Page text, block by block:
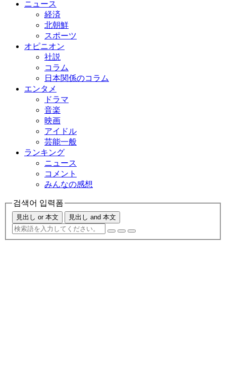
ニュース
経済
北朝鮮
スポーツ
オピニオン
社説
コラム
日本関係のコラム
エンタメ
ドラマ
音楽
映画
アイドル
芸能一般
ランキング
ニュース
コメント
みんなの感想
검색어 입력폼
見出し or 本文 見出し and 本文